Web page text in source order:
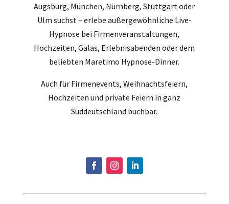
Augsburg, München, Nürnberg, Stuttgart oder
Ulm suchst – erlebe außergewöhnliche Live-
Hypnose bei Firmenveranstaltungen,
Hochzeiten, Galas, Erlebnisabenden oder dem
beliebten Maretimo Hypnose-Dinner.
Auch für Firmenevents, Weihnachtsfeiern,
Hochzeiten und private Feiern in ganz
Süddeutschland buchbar.